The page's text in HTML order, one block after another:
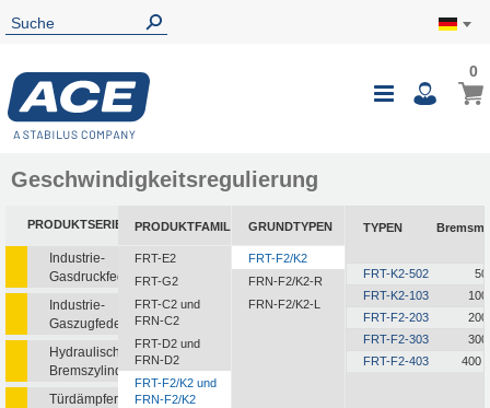
0
Geschwindigkeitsregulierung
PRODUKTSERIEN
Industrie-
Gasdruckfedern
Industrie-
Gaszugfedern
Hydraulische
Bremszylinder
Türdämpfer
PRODUKTFAMILIEN
FRT-E2
FRT-G2
FRT-C2 und
FRN-C2
FRT-D2 und
FRN-D2
FRT-F2/K2 und
FRN-F2/K2
GRUNDTYPEN
FRT-F2/K2
FRN-F2/K2-R
FRN-F2/K2-L
TYPEN
FRT-K2-502
50
FRT-K2-103
FRT-F2-203
200
FRT-F2-303
300
FRT-F2-403
400